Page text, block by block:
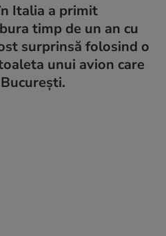
Italia a primit
timp de un an cu
surprinsă folosind o
unui avion care